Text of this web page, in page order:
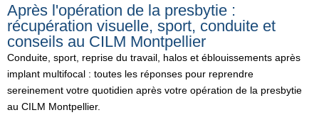
Après l'opération de la presbytie :
récupération visuelle, sport, conduite et
conseils au CILM Montpellier
Conduite, sport, reprise du travail, halos et éblouissements après
implant multifocal : toutes les réponses pour reprendre
sereinement votre quotidien après votre opération de la presbytie
au CILM Montpellier.